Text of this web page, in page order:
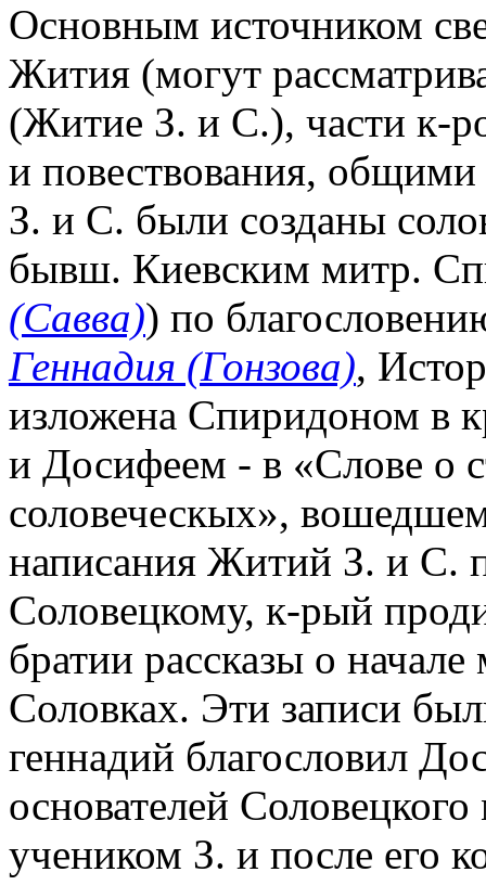
Основным источником
Жития (могут
(Житие З. и С.), части к-
и повествования,
З. и С. были созданы
бывш. Киевским митр.
(Савва)) по
Геннадия (Гонзова),
изложена Спиридоном в
и Досифеем - в «Слове о
соловеческых»,
написания Житий З. и С.
Соловецкому, к-рый
братии рассказы о
Соловках. Эти записи
геннадий благословил
основателей
учеником З. и после его